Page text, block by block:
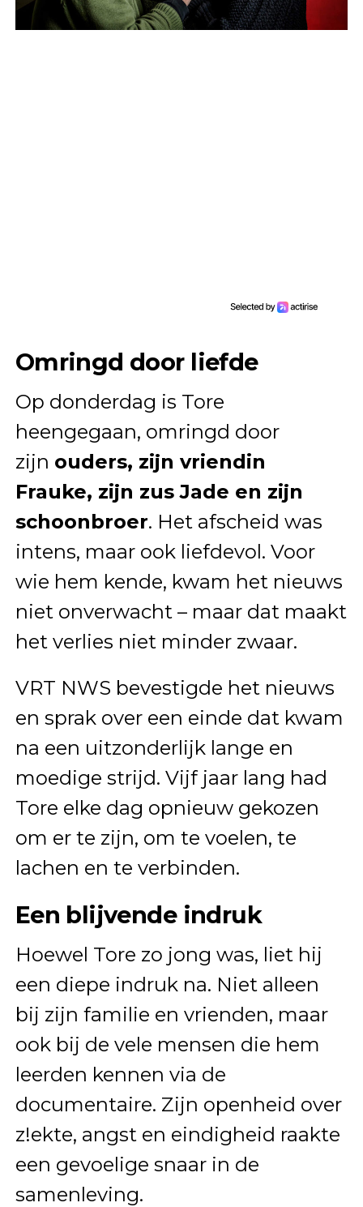
Omringd door liefde
Op donderdag is Tore
heengegaan, omringd door
zijn ouders, zijn vriendin
Frauke, zijn zus Jade en zijn
schoonbroer. Het afscheid was
intens, maar ook liefdevol. Voor
wie hem kende, kwam het nieuws
niet onverwacht – maar dat maakt
het verlies niet minder zwaar.
VRT NWS bevestigde het nieuws
en sprak over een einde dat kwam
na een uitzonderlijk lange en
moedige strijd. Vijf jaar lang had
Tore elke dag opnieuw gekozen
om er te zijn, om te voelen, te
lachen en te verbinden.
Een blijvende indruk
Hoewel Tore zo jong was, liet hij
een diepe indruk na. Niet alleen
bij zijn familie en vrienden, maar
ook bij de vele mensen die hem
leerden kennen via de
documentaire. Zijn openheid over
z!ekte, angst en eindigheid raakte
een gevoelige snaar in de
samenleving.